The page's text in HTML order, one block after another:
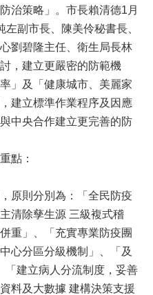
治策略」。市長賴清德1月
副市長、陳美伶秘書長、
劉碧隆主任、衛生局長林
，建立更嚴密的防範機
」及「健康城市、美麗家
建立標準作業程序及因應
中央合作建立更完善的防
點：
原則分別為：「全民防疫
清除孳生源 三級複式稽
重」、「充實專業防疫團
心分區分級機制」、「及
「建立病人分流制度，妥善
料及大數據 建構決策支援